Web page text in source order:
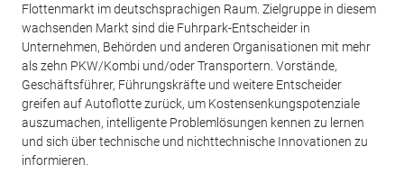
Flottenmarkt im deutschsprachigen Raum. Zielgruppe in diesem
wachsenden Markt sind die Fuhrpark-Entscheider in
Unternehmen, Behörden und anderen Organisationen mit mehr
als zehn PKW/Kombi und/oder Transportern. Vorstände,
Geschäftsführer, Führungskräfte und weitere Entscheider
greifen auf Autoflotte zurück, um Kostensenkungspotenziale
auszumachen, intelligente Problemlösungen kennen zu lernen
und sich über technische und nichttechnische Innovationen zu
informieren.